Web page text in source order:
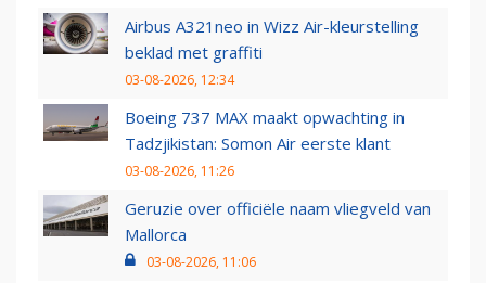
Airbus A321neo in Wizz Air-kleurstelling
beklad met graffiti
03-08-2026, 12:34
Boeing 737 MAX maakt opwachting in
Tadzjikistan: Somon Air eerste klant
03-08-2026, 11:26
Geruzie over officiële naam vliegveld van
Mallorca
03-08-2026, 11:06